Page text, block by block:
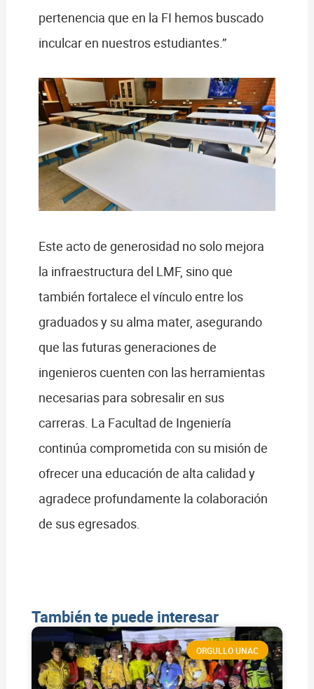
pertenencia que en la FI hemos buscado
inculcar en nuestros estudiantes.”
Este acto de generosidad no solo mejora
la infraestructura del LMF, sino que
también fortalece el vínculo entre los
graduados y su alma mater, asegurando
que las futuras generaciones de
ingenieros cuenten con las herramientas
necesarias para sobresalir en sus
carreras. La Facultad de Ingeniería
continúa comprometida con su misión de
ofrecer una educación de alta calidad y
agradece profundamente la colaboración
de sus egresados.
También te puede interesar
ORGULLO UNAC